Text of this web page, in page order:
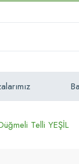
Telli YEŞİL